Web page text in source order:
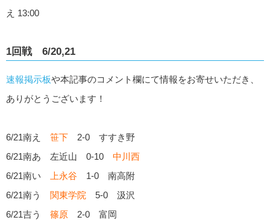
え 13:00
1回戦 6/20,21
速報掲示板や本記事のコメント欄にて情報をお寄せいただき、
ありがとうございます！
6/21南え 笹下 2-0 すすき野
6/21南あ 左近山 0-10 中川西
6/21南い
上永谷 1-0 南高附
6/21南う 関東学院 5-0 汲沢
6/21吉う 篠原 2-0 富岡